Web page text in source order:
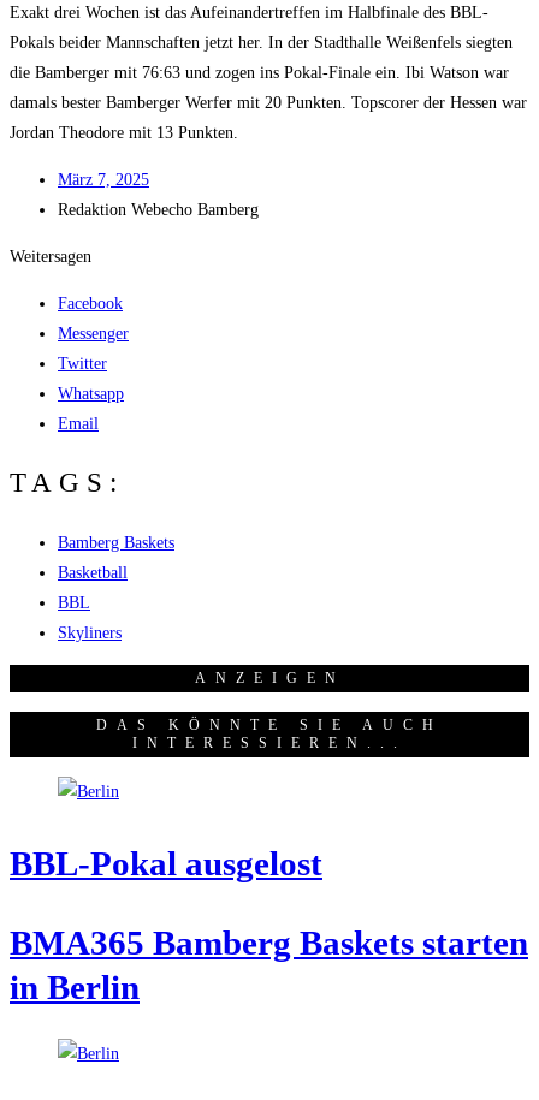
Exakt drei Wochen ist das Auf­ein­an­der­tref­fen im Halb­fi­na­le des BBL-
Pokals bei­der Mann­schaf­ten jetzt her. In der Stadt­hal­le Wei­ßen­fels sieg­ten
die Bam­ber­ger mit 76:63 und zogen ins Pokal-Fina­le ein. Ibi Wat­son war
damals bes­ter Bam­ber­ger Wer­fer mit 20 Punk­ten. Tops­corer der Hes­sen war
Jor­dan Theo­do­re mit 13 Punkten.
März 7, 2025
Redak­ti­on Web­echo Bamberg
Weitersagen
Facebook
Messenger
Twitter
Whatsapp
Email
TAGS:
Bamberg Baskets
Basketball
BBL
Skyliners
ANZEI­GEN
DAS KÖNNTE SIE AUCH
INTERESSIEREN...
BBL-Pokal aus­ge­lost
BMA365 Bam­berg Bas­kets star­ten
in Berlin